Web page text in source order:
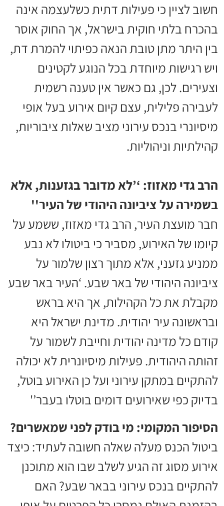
חשוב לציין כי פעילות דתית כשלעצמה אינה
בהכרח בלתי חוקית בישראל, אך החוק אוסר
בין היתר מתן טובת הנאה כפיתוי להמרת דת,
ויש רגישות מיוחדת בכל הנוגע לקטינים
וצעירים. לכן, גם כאשר אין טענה רשמית
לעבירה פלילית, עצם קיום אירוע בעל אופי
מיסיונרי בנכס עירוני מציב שאלות ציבוריות,
קהילתיות וניהוליות.
הרב גדי מאזוז: ‘’לא מדובר בגזענות, אלא
בשמירה על ציביונה היהודי של העיר''
חבר מועצת העיר, הרב גדי מאזוז, ששמע על
קיומו של האירוע, מסביר כי ביטולו לא נבע
ממניע גזעני, אלא מתוך רצון שלמור על
ציביונה היהודי של באר שבע. ‘העיר באר שבע
מקבלת את כל הקהילות, אך היא בראש
ובראשונה עיר יהודית. מדינת ישראל היא
קודם כל מדינה יהודית וחייבת לשמור על
זהותה היהודית. פעילות מיסיונרית לא יכולה
להתקיים במתקן עירוני ועל כן האירוע בוטל,
בדיוק כפי שאירועים דומים בוטלו בעבר’'
הסיפור המקומי: מי בודק לפני שמאשרים?
ביטול הכנס מעלה שאלה חשובה לעתיד: כיצד
אירוע מסוג זה הגיע לשלב שבו הוא מתוכנן
להתקיים בנכס עירוני בבאר שבע? האם